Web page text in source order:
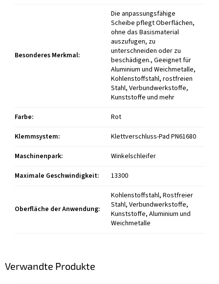
Verwandte Produkte
Besonderes Merkmal:
Die anpassungsfähige
Scheibe pflegt Oberflächen,
ohne das Basismaterial
auszufugen, zu
unterschneiden oder zu
beschädigen., Geeignet für
Aluminium und Weichmetalle,
Kohlenstoffstahl, rostfreien
Stahl, Verbundwerkstoffe,
Kunststoffe und mehr
Farbe:
Rot
Klemmsystem:
Klettverschluss-Pad PN61680
Maschinenpark:
Winkelschleifer
Maximale Geschwindigkeit: 13300
Oberfläche der Anwendung:
Kohlenstoffstahl, Rostfreier
Stahl, Verbundwerkstoffe,
Kunststoffe, Aluminium und
Weichmetalle